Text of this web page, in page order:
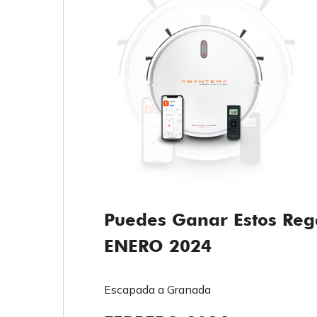
Puedes Ganar Estos
ENERO 2024
Escapada a Granada